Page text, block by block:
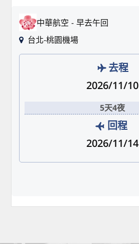
中華航空
早去午回
台北-桃園機場
去程
2026/11/10
5天4夜
回程
2026/11/14